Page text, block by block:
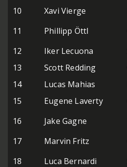
10
Xavi Vierge
11
Phillipp Öttl
12
Iker Lecuona
13
Scott Redding
14
Lucas Mahias
15
Eugene Laverty
16
Jake Gagne
17
Marvin Fritz
18
Luca Bernardi